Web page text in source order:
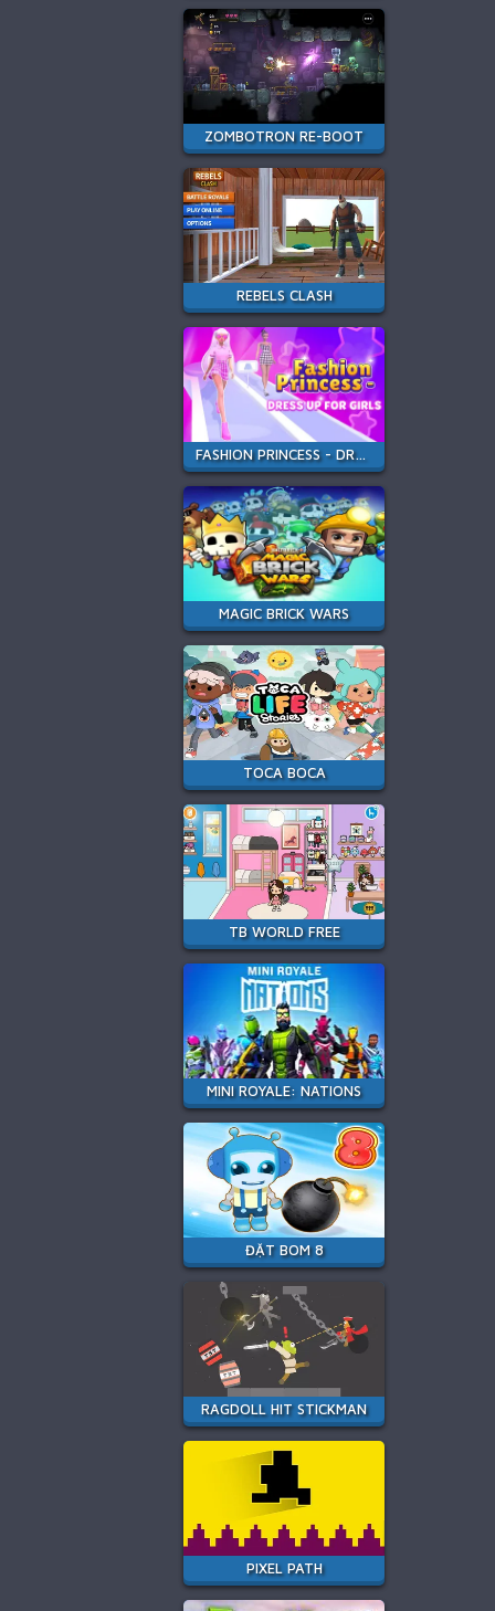
ZOMBOTRON RE-BOOT
REBELS CLASH
FASHION PRINCESS - DRESS UP FOR GIRLS
MAGIC BRICK WARS
TOCA BOCA
TB WORLD FREE
MINI ROYALE: NATIONS
ĐẶT BOM 8
RAGDOLL HIT STICKMAN
PIXEL PATH